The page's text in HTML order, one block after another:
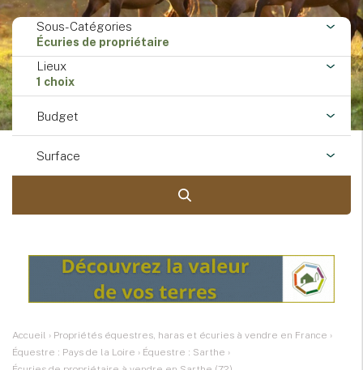
Sous-Catégories
Écuries de propriétaire
Lieux
1 choix
Budget
Surface
Accueil › Propriétés équestres, haras et écuries à vendre en France ›
Équestre : Pays de la Loire › Équestre : Sarthe ›